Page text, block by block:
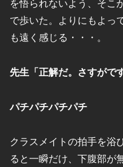
を悟られないよう、そこ
で歩いた。よりにもよっ
も遠く感じる・・・。
先生「正解だ。さすがで
パチパチパチパチ
クラスメイトの拍手を浴
ると一瞬だけ、下腹部が